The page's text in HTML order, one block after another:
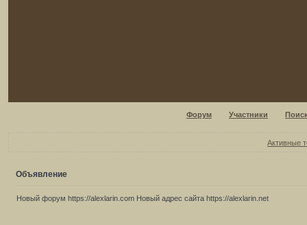
Форум Участники
Активные
Объявление
Новый форум https://alexlarin.com Новый адрес сайта https://alexlarin.net